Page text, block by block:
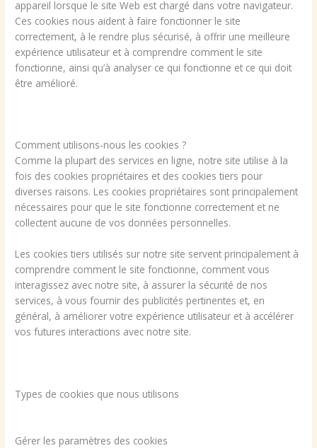
appareil lorsque le site Web est chargé dans votre navigateur.
Ces cookies nous aident à faire fonctionner le site
correctement, à le rendre plus sécurisé, à offrir une meilleure
expérience utilisateur et à comprendre comment le site
fonctionne, ainsi qu’à analyser ce qui fonctionne et ce qui doit
être amélioré.
Comment utilisons-nous les cookies ?
Comme la plupart des services en ligne, notre site utilise à la
fois des cookies propriétaires et des cookies tiers pour
diverses raisons. Les cookies propriétaires sont principalement
nécessaires pour que le site fonctionne correctement et ne
collectent aucune de vos données personnelles.
Les cookies tiers utilisés sur notre site servent principalement à
comprendre comment le site fonctionne, comment vous
interagissez avec notre site, à assurer la sécurité de nos
services, à vous fournir des publicités pertinentes et, en
général, à améliorer votre expérience utilisateur et à accélérer
vos futures interactions avec notre site.
Types de cookies que nous utilisons
Gérer les paramètres des cookies